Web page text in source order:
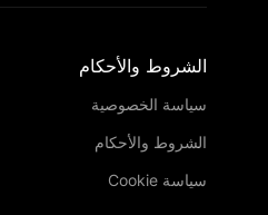
الشروط والأحكام
سياسة الخصوصية
الشروط والأحكام
سياسة Cookie